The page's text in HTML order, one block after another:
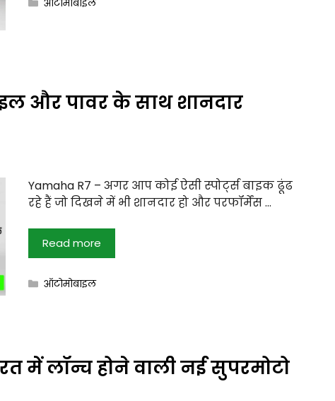
ऑटोमोबाइल
और पावर के साथ शानदार
Yamaha R7 – अगर आप कोई ऐसी स्पोर्ट्स बाइक ढूंढ
रहे हैं जो दिखने में भी शानदार हो और परफॉर्मेंस …
Read more
Categories
ऑटोमोबाइल
में लॉन्च होने वाली नई सुपरमोटो